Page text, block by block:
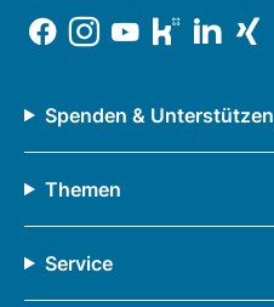
Spenden & Unterstützen
Themen
Service